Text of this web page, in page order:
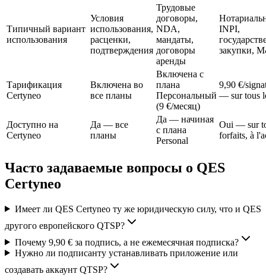
Типичный вариант
использования
Условия
использования,
расценки,
подтверждения
Трудовые
договоры,
NDA,
мандаты,
договоры
аренды
INPI,
закупки,
Тарификация
Certyneo
Включена во
все планы
Включена с
плана
Персональный
(9 €/месяц)
9,90 €/
— sur tous
Доступно на
Certyneo
Да — все
планы
Да — начиная
с плана
Personal
Oui — sur
forfaits, à
Часто задаваемые вопросы о QES
Certyneo
Имеет ли QES Certyneo ту же юридическую силу, что и QES
другого европейского QTSP?
Почему 9,90 € за подпись, а не ежемесячная подписка?
Нужно ли подписанту устанавливать приложение или
создавать аккаунт QTSP?